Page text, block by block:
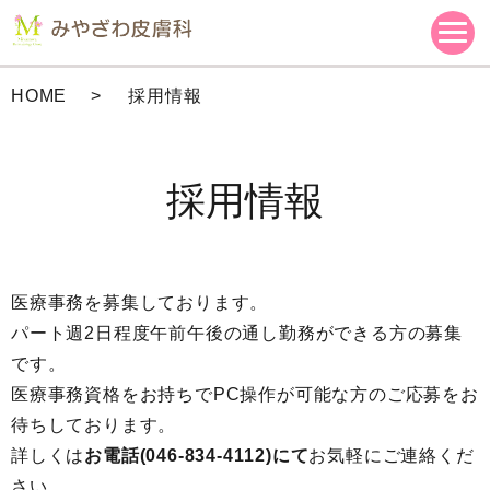
HOME 採用情報
採用情報
医療事務を募集しております。
パート週2日程度午前午後の通し勤務ができる方の募集
です。
医療事務資格をお持ちでPC操作が可能な方のご応募をお
待ちしております。
詳しくはお電話(046-834-4112)にてお気軽にご連絡くだ
さい。